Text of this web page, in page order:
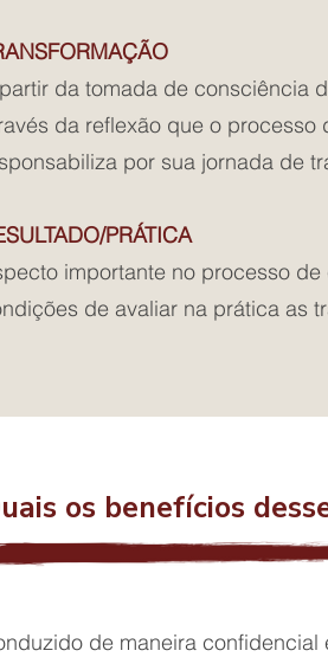
da tomada de consciência
da reflexão que o
por sua jornada de
PRÁTICA
importante no processo
de avaliar na prática as
os benefícios
de maneira